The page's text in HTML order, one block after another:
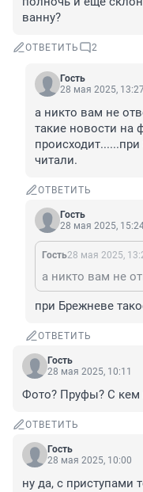
ванну?
ОТВЕТИТЬ 2
Гость
28 мая 2025,
а никто вам не
такие новости на
читали.
ОТВЕТИТЬ
Гость
28 мая 2025,
Гость28 мая 2025,
при Брежневе
ОТВЕТИТЬ
Гость
28 мая 2025, 10:11
Фото? Пруфы? С кем
ОТВЕТИТЬ
Гость
28 мая 2025, 10:00
ну да, с приступами